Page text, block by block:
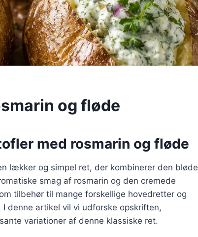
og fløde
med rosmarin og fløde
lækker og simpel ret, der kombinerer den bløde
smag af rosmarin og den cremede
tilbehør til mange forskellige hovedretter og
denne artikel vil vi udforske opskriften,
variationer af denne klassiske ret.